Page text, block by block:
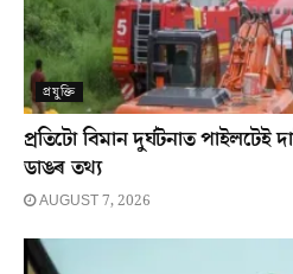
প্ৰযুক্তি
প্ৰতিটো বিমান দুৰ্ঘটনাত
ডাঙৰ তথ্য
AUGUST 7, 2026